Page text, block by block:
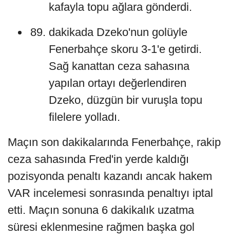
kafayla topu ağlara gönderdi.
dakikada Dzeko'nun golüyle
Fenerbahçe skoru 3-1'e getirdi.
Sağ kanattan ceza sahasına
yapılan ortayı değerlendiren
Dzeko, düzgün bir vuruşla topu
filelere yolladı.
Maçın son dakikalarında Fenerbahçe, rakip
ceza sahasında Fred'in yerde kaldığı
pozisyonda penaltı kazandı ancak hakem
VAR incelemesi sonrasında penaltıyı iptal
etti. Maçın sonuna 6 dakikalık uzatma
süresi eklenmesine rağmen başka gol